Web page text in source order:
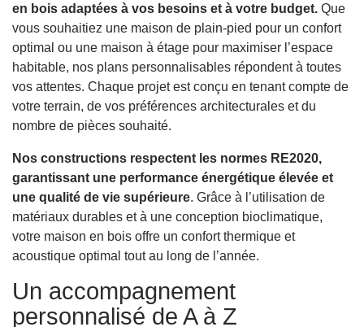
en bois adaptées à vos besoins et à votre budget. Que
vous souhaitiez une maison de plain-pied pour un confort
optimal ou une maison à étage pour maximiser l’espace
habitable, nos plans personnalisables répondent à toutes
vos attentes. Chaque projet est conçu en tenant compte de
votre terrain, de vos préférences architecturales et du
nombre de pièces souhaité.
Nos constructions respectent les normes RE2020,
garantissant une performance énergétique élevée et
une qualité de vie supérieure. Grâce à l’utilisation de
matériaux durables et à une conception bioclimatique,
votre maison en bois offre un confort thermique et
acoustique optimal tout au long de l’année.
Un accompagnement
personnalisé de A à Z